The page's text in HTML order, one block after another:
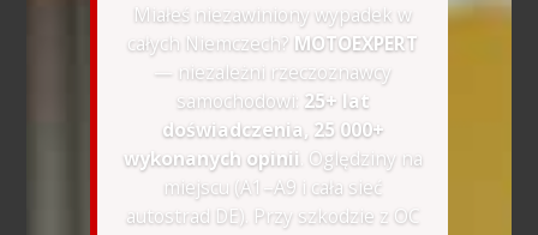
Miałeś niezawiniony wypadek w
całych Niemczech? MOTOEXPERT
— niezależni rzeczoznawcy
samochodowi: 25+ lat
doświadczenia, 25 000+
wykonanych opinii . Oględziny na
miejscu (A1–A9 i cała sieć
autostrad DE). Przy szkodzie z OC